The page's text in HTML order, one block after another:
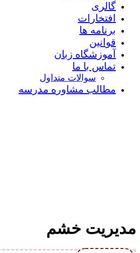
گالری
افتخارات
برنامه ها
قوانین
آموزشگاه زبان
تماس با ما
سوالات متداول
مطالب مشاوره مدرسه
مدیریت خشم